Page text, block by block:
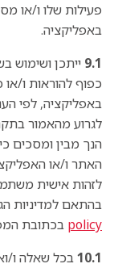
פעילות שלו ו/או
באפליקציה.
9.1 ייתכן ושימוש
כפוף להוראות ו/או
באפליקציה, לפי
לגרוע מהאמור
הנך מבין ומסכים
האתר ו/או
לזהות אישית
בהתאם למדיניות
policy בכתובת
10.1בכל שאלה ו/